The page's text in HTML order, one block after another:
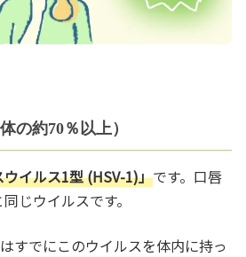
の約70％以上）
イルス1型 (HSV-1)」です。口唇
じウイルスです。
すでにこのウイルスを体内に持っ